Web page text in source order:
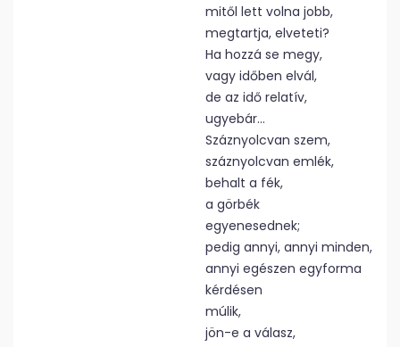
mitől lett volna jobb,
megtartja, elveteti?
Ha hozzá se megy,
vagy időben elvál,
de az idő relatív,
ugyebár…
Száznyolcvan szem,
száznyolcvan emlék,
behalt a fék,
a görbék
egyenesednek;
pedig annyi, annyi minden,
annyi egészen egyforma
kérdésen
múlik,
jön-e a válasz,